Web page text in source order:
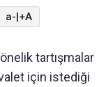
a-|+A
tartışmalar
için istediği